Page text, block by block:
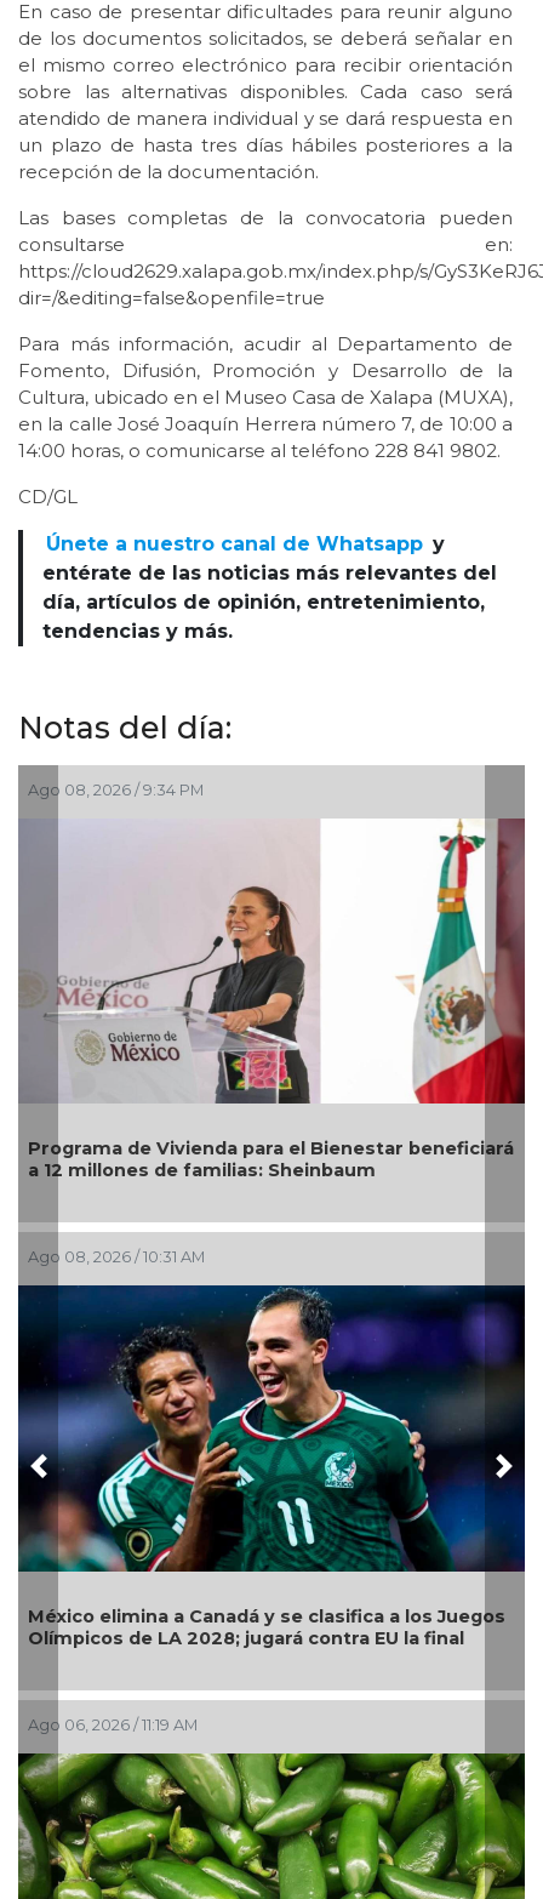
En caso de presentar dificultades para reunir alguno
de los documentos solicitados, se deberá señalar en
el mismo correo electrónico para recibir orientación
sobre las alternativas disponibles. Cada caso será
atendido de manera individual y se dará respuesta en
un plazo de hasta tres días hábiles posteriores a la
recepción de la documentación.
Las bases completas de la convocatoria pueden
consultarse en:
https://cloud2629.xalapa.gob.mx/index.php/s/
dir=/&editing=false&openfile=true
Para más información, acudir al Departamento de
Fomento, Difusión, Promoción y Desarrollo de la
Cultura, ubicado en el Museo Casa de Xalapa (MUXA),
en la calle José Joaquín Herrera número 7, de 10:00 a
14:00 horas, o comunicarse al teléfono 228 841 9802.
CD/GL
Únete a nuestro canal de Whatsapp y
entérate de las noticias más relevantes del
día, artículos de opinión, entretenimiento,
tendencias y más.
Notas del día:
Ago 05, 2026 / 8:55 PM
DIF Poza Rica lleva sabor y bienestar a los adultos
mayores con "Sazón y corazón"
Ago 05, 2026 / 2:59 PM
Llama Gobierno Municipal a la sana convivencia:
continuarán operativos “Cero Alcohol” en vía
pública
Ago 05, 2026 / 2:56 PM
Previous